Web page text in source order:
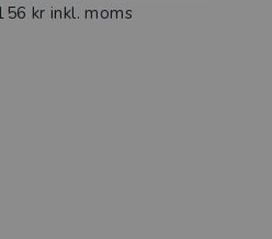
kr inkl. moms